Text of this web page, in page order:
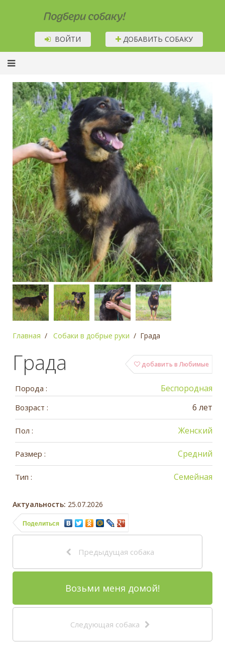
Подбери собаку!
ВОЙТИ ДОБАВИТЬ СОБАКУ
Главная Собаки в добрые руки Града
добавить в Любимые
Града
Порода : Беспородная
Возраст : 6 лет
Пол : Женский
Размер : Средний
Тип : Семейная
Актуальность: 25.07.2026
Поделиться
Предыдущая собака
Возьми меня домой!
Следующая собака